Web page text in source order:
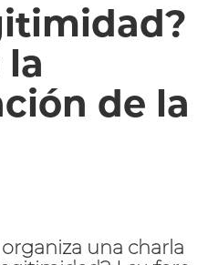
la
de la
una charla